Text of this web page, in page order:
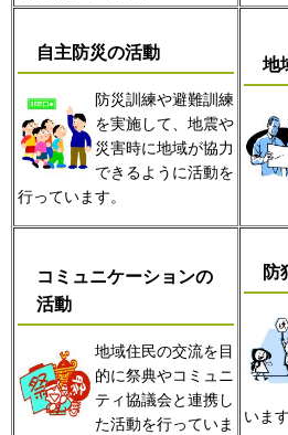
自主防災の活動
防災訓練や避難訓練
を実施して、地震や
災害時に地域が協力
できるように活動を
行っています。
地
コミュニケーションの
活動
地域住民の交流を目
的に祭典やコミュニ
ティ協議会と連携し
た活動を行っていま
防
います